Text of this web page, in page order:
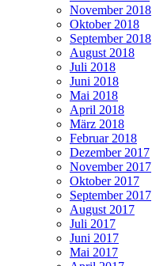
November 2018
Oktober 2018
September 2018
August 2018
Juli 2018
Juni 2018
Mai 2018
April 2018
März 2018
Februar 2018
Dezember 2017
November 2017
Oktober 2017
September 2017
August 2017
Juli 2017
Juni 2017
Mai 2017